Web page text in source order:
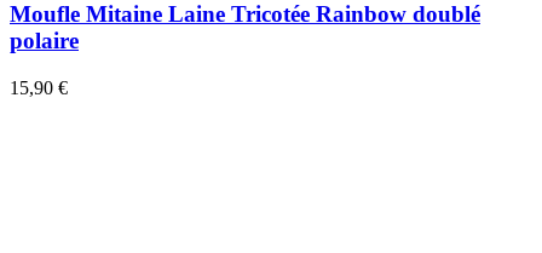
Moufle Mitaine Laine Tricotée Rainbow doublé
polaire
15,90 €